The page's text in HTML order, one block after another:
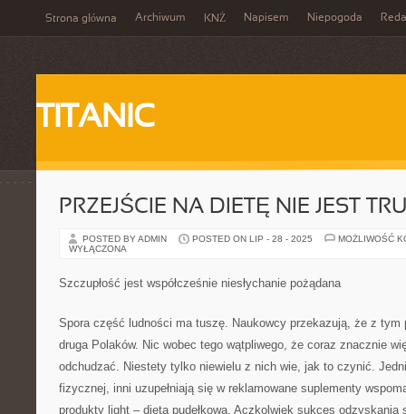
Strona główna Archiwum KNŻ Napisem Niepogoda
TITANIC
PRZEJŚCIE NA DIETĘ NIE JEST
POSTED BY ADMIN POSTED ON LIP - 28 - 2025
MOŻLIWOŚĆ
WYŁĄCZONA
Szczupłość jest współcześnie niesłychanie pożądana
Spora część ludności ma tuszę. Naukowcy przekazują, że z tym
druga Polaków. Nic wobec tego wątpliwego, że coraz znacznie
odchudzać. Niestety tylko niewielu z nich wie, jak to czynić.
fizycznej, inni uzupełniają się w reklamowane suplementy
produkty light – dieta pudełkowa. Aczkolwiek sukces odzyskania